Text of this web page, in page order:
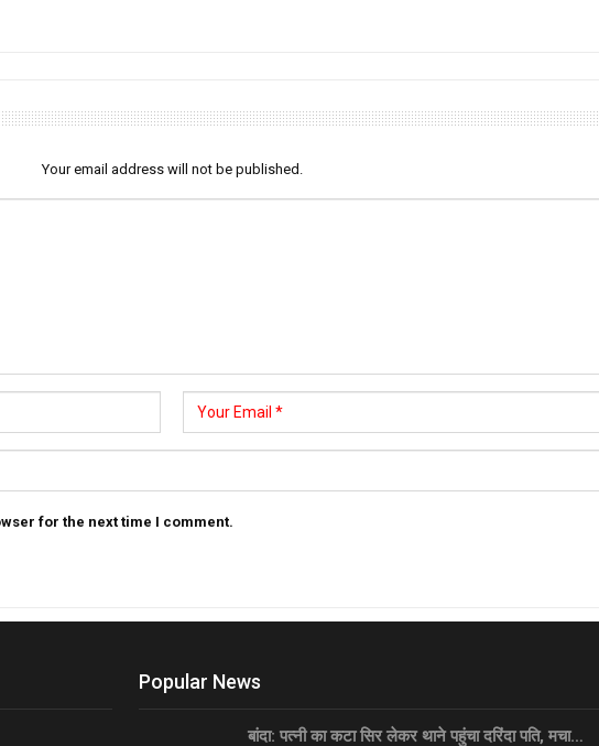
Your email address will not be published.
for the next time I comment.
Popular News
बांदा: पत्नी का कटा सिर लेकर थाने पहुंचा दरिंदा पति, मचा…